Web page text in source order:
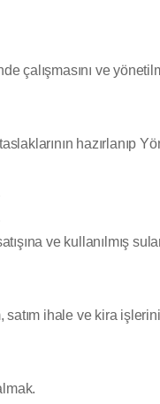
çalışmasını ve
hazırlanıp
ve kullanılmış
satım ihale ve kira işlerini